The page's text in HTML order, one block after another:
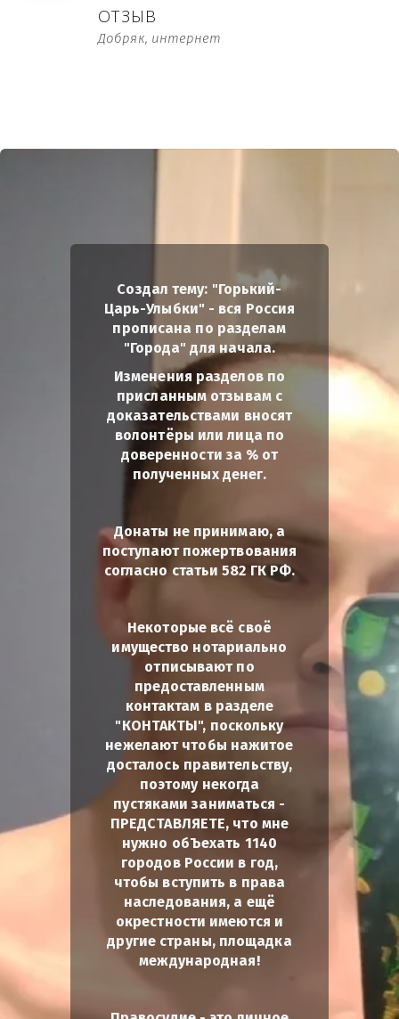
ОТЗЫВ
Добряк, интернет
Создал тему: "Горький-
Царь-Улыбки" - вся Россия
прописана по разделам
"Города" для начала.
Изменения разделов по
присланным отзывам с
доказательствами вносят
волонтёры или лица по
доверенности за % от
полученных денег.
Донаты не принимаю, а
поступают пожертвования
согласно статьи 582 ГК РФ.
Некоторые всё своё
имущество нотариально
отписывают по
предоставленным
контактам в разделе
"КОНТАКТЫ", поскольку
нежелают чтобы нажитое
досталось правительству,
поэтому некогда
пустяками заниматься -
ПРЕДСТАВЛЯЕТЕ, что мне
нужно обЪехать 1140
городов России в год,
чтобы вступить в права
наследования, а ещё
окрестности имеются и
другие страны, площадка
международная!